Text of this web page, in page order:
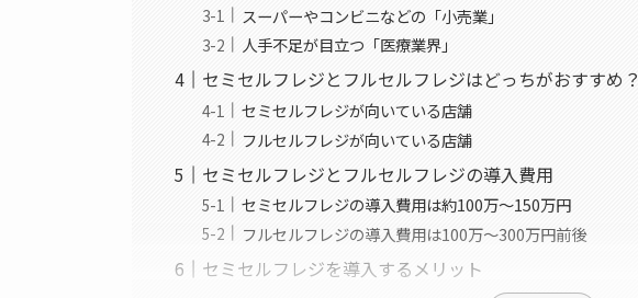
スーパーやコンビニなどの「小売業」
人手不足が目立つ「医療業界」
セミセルフレジとフルセルフレジはどっちがおすすめ？
セミセルフレジが向いている店舗
フルセルフレジが向いている店舗
セミセルフレジとフルセルフレジの導入費用
セミセルフレジの導入費用は約100万〜150万円
フルセルフレジの導入費用は100万〜300万円前後
セミセルフレジを導入するメリット